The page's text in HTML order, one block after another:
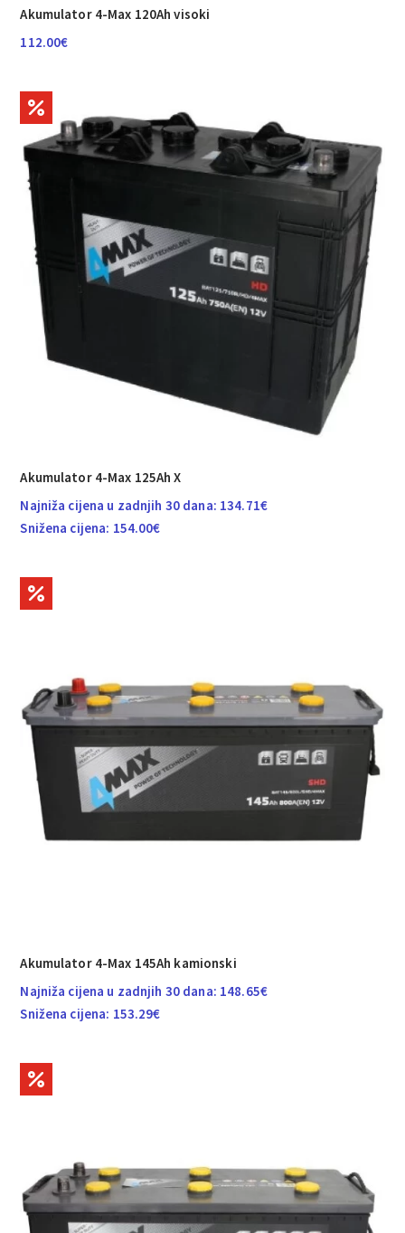
Akumulator 4-Max 120Ah visoki
112.00€
Akumulator 4-Max 125Ah X
Najniža cijena u zadnjih 30 dana: 134.71€
Snižena cijena: 154.00€
Akumulator 4-Max 145Ah kamionski
Najniža cijena u zadnjih 30 dana: 148.65€
Snižena cijena: 153.29€